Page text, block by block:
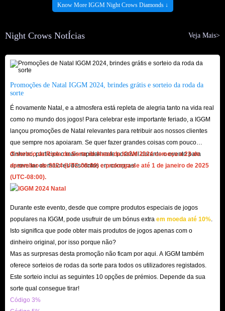
Você pode ganhar Night Crows Diamonds completando certas missões e
semanais ou mensais, enquanto outras são únicas.
ouro ou outros itens. Você pode usar a casa de leilões do jogo ou o chat
negociar com você. Você também pode participar de uma guilda ou
grupo e compartilhar diamantes com seus amigos.
Encontre tantos baús quanto possível em diferentes ilhas. Esses baús
podem conter diamantes.
Você pode negociar com o comerciante de gemas. Substitua as gemas
desnecessárias por diamantes.
Por que escolher comprar diamantes Night Crows
Bom preço
mais barato do que o preço da loja do jogo. De modo geral, quanto
mais você comprar, mais barato será o preço.
Lançaremos promoções quando chegarem alguns feriados importantes
(como Halloween, Natal, Black Friday, etc.). Forneceremos cupons
gratuitamente durante esses eventos especiais e ofereceremos alguns
Know More IGGM Night Crows Diamonds ↓
Night Crows NotÍcias Veja Mais>
Promoções de Natal IGGM 2024, brindes grátis e sorteio da roda da
sorte
É novamente Natal, e a atmosfera está repleta de alegria tanto na vida real
como no mundo dos jogos! Para celebrar este importante feriado, a IGGM
lançou promoções de Natal relevantes para retribuir aos nossos clientes
que sempre nos apoiaram. Se quer fazer grandes coisas com pouco
dinheiro, participe o mais rapidamente possível durante o evento para
aproveitar os maiores descontos em compras!
O sorteio da Roda da Sorte de Natal da IGGM 2024 começa a 23 de
dezembro de 2024 (UTC-08:00) e prolonga-se até 1 de janeiro de 2025
(UTC-08:00).
Durante este evento, desde que compre produtos especiais de jogos
populares na IGGM, pode usufruir de um bónus extra em moeda até 10%
Isto significa que pode obter mais produtos de jogos apenas com o
dinheiro original, por isso porque não?
Mas as surpresas desta promoção não ficam por aqui. A IGGM também
oferece sorteios de rodas da sorte para todos os utilizadores registados.
Este sorteio inclui as seguintes 10 opções de prémios. Depende da sua
sorte qual consegue tirar!
Código 3%